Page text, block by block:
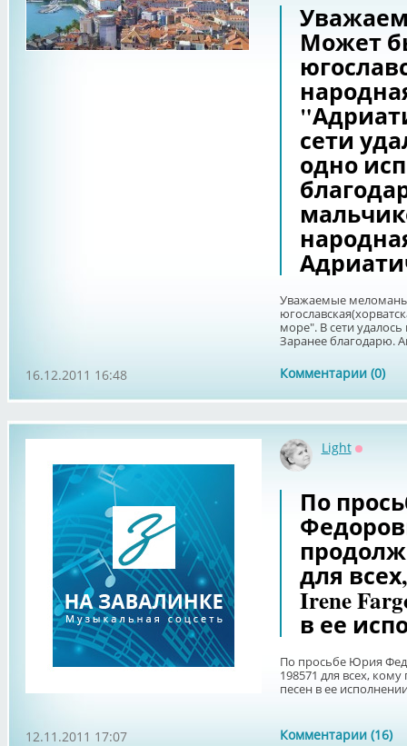
Может
сети
одно
Уважаемые
море". В сети
Заранее благодарю.
Комментарии (0)
16.12.2011 16:48
Light
По
для
Irene
в ее
По просьбе Юрия
198571 для всех,
песен в ее
Комментарии (16)
12.11.2011 17:07